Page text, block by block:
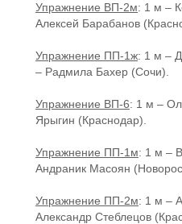
Упражнение ВП-2м: 1 м –
Алексей Барабанов
Упражнение ПП-1ж: 1 м –
– Радмила Бахер (Сочи).
Упражнение ВП-6: 1 м –
Ярыгин (Краснодар).
Упражнение ПП-1м: 1 м –
Андраник Масоян
Упражнение ПП-2м: 1 м –
Александр Стеблецов